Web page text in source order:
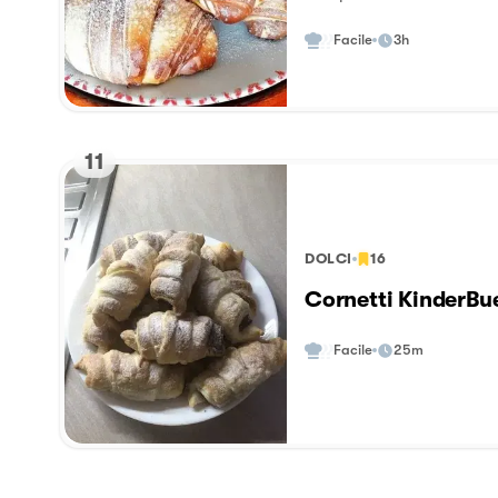
Facile 3h
11
DOLCI 16
Cornetti
Facile 25m